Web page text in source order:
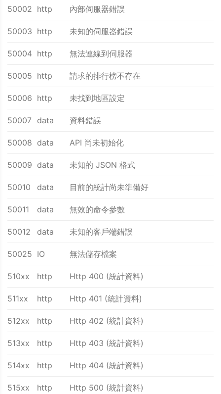
50002 http 內部伺服器錯誤
50003 http 未知的伺服器錯誤
50004 http 無法連線到伺服器
50005 http 請求的排行榜不存在
50006 http 未找到地區設定
50007 data 資料錯誤
50008 data API 尚未初始化
50009 data 未知的 JSON 格式
50010 data 目前的統計尚未準備好
50011 data 無效的命令參數
50012 data 未知的客戶端錯誤
50025 IO 無法儲存檔案
510xx http Http 400 (統計資料)
511xx http Http 401 (統計資料)
512xx http Http 402 (統計資料)
513xx http Http 403 (統計資料)
514xx http Http 404 (統計資料)
515xx http Http 500 (統計資料)